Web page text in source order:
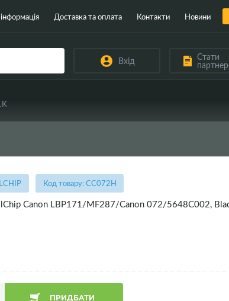
Доставка та оплата Контакти Новини
Вхід Стати
Код товару: CC072H
Canon LBP171/MF287/Canon 072/5648C002,
ПРИДБАТИ